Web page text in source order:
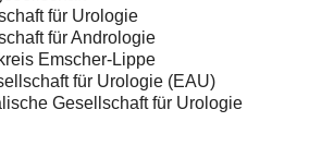
für Urologie
für Andrologie
Emscher-Lippe
für Urologie (EAU)
Gesellschaft für Urologie